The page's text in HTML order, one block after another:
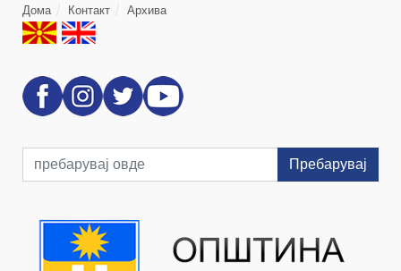
Дома Контакт Архива
Пребарувај